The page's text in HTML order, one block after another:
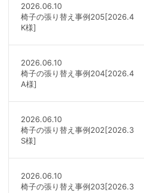
2026.06.10
椅子の張り替え事例205[2026.4
K様]
2026.06.10
椅子の張り替え事例204[2026.4
A様]
2026.06.10
椅子の張り替え事例202[2026.3
S様]
2026.06.10
椅子の張り替え事例203[2026.3